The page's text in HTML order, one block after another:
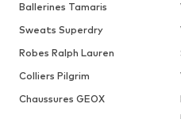
Ballerines Tamaris
Sweats Superdry
Robes Ralph Lauren
Colliers Pilgrim
Chaussures GEOX